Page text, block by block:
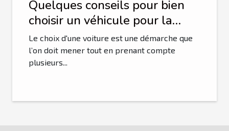
Quelques conseils pour bien
choisir un véhicule pour la
famille
Le choix d'une voiture est une démarche que
l’on doit mener tout en prenant compte
plusieurs...